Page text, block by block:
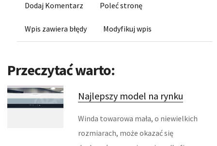
BIZNES ONLINE
BIŻUTERIA
WYPOSAŻENIE WNĘTRZ
WYPOSAŻENIE ŁAZIENKI
Dodaj Komentarz Poleć stronę
Wpis zawiera błędy Modyfikuj wpis
Przeczytać warto:
Najlepszy model na rynku
Winda towarowa mała, o niewielkich
rozmiarach, może okazać się